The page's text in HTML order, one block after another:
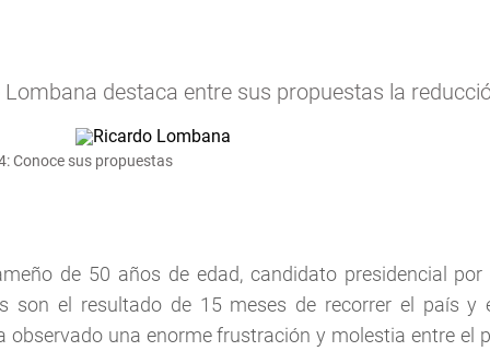
destaca entre sus propuestas la
Conoce sus propuestas
de 50 años de edad, candidato presidencial
son el resultado de 15 meses de recorrer el país y
observado una enorme frustración y molestia entre el